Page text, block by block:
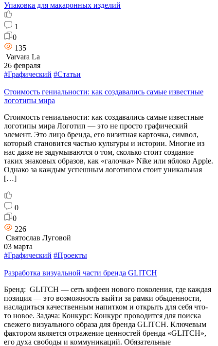
Упаковка для макаронных изделий
1
0
135
Varvara La
26 февраля
#Графический #Статьи
Стоимость гениальности: как создавались самые известные
логотипы мира
Стоимость гениальности: как создавались самые известные
логотипы мира Логотип — это не просто графический
элемент. Это лицо бренда, его визитная карточка, символ,
который становится частью культуры и истории. Многие из
нас даже не задумываются о том, сколько стоит создание
таких знаковых образов, как «галочка» Nike или яблоко Apple.
Однако за каждым успешным логотипом стоит уникальная
[…]
0
0
226
Святослав Луговой
03 марта
#Графический #Проекты
Разработка визуальной части бренда GLITCH
Бренд: GLITCH — сеть кофеен нового поколения, где каждая
позиция — это возможность выйти за рамки обыденности,
насладиться качественным напитком и открыть для себя что-
то новое. Задача: Конкурс: Конкурс проводится для поиска
свежего визуального образа для бренда GLITCH. Ключевым
фактором является отражение ценностей бренда «GLITCH»,
его духа свободы и коммуникаций. Обязательные